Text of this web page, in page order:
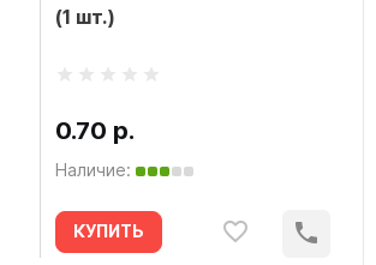
(1 шт.)
0.70 р.
Наличие:
КУПИТЬ